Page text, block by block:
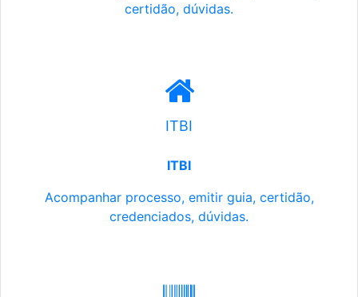
certidão, dúvidas.
ITBI
ITBI
Acompanhar processo, emitir guia, certidão,
credenciados, dúvidas.